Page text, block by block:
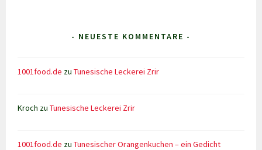
- NEUESTE KOMMENTARE -
1001food.de zuTunesische Leckerei Zrir
Kroch zuTunesische Leckerei Zrir
1001food.de zuTunesischer Orangenkuchen – ein Gedicht